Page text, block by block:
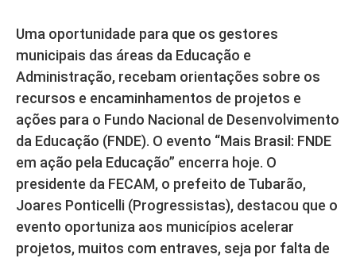
Uma oportunidade para que os gestores
municipais das áreas da Educação e
Administração, recebam orientações sobre os
recursos e encaminhamentos de projetos e
ações para o Fundo Nacional de Desenvolvimento
da Educação (FNDE). O evento “Mais Brasil: FNDE
em ação pela Educação” encerra hoje. O
presidente da FECAM, o prefeito de Tubarão,
Joares Ponticelli (Progressistas), destacou que o
evento oportuniza aos municípios acelerar
projetos, muitos com entraves, seja por falta de